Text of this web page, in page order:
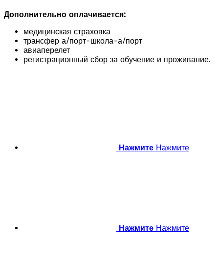
Дополнительно оплачивается:
медицинская страховка
трансфер а/порт-школа-а/порт
авиаперелет
регистрационный сбор за обучение и проживание.
Нажмите Нажмите
Нажмите Нажмите